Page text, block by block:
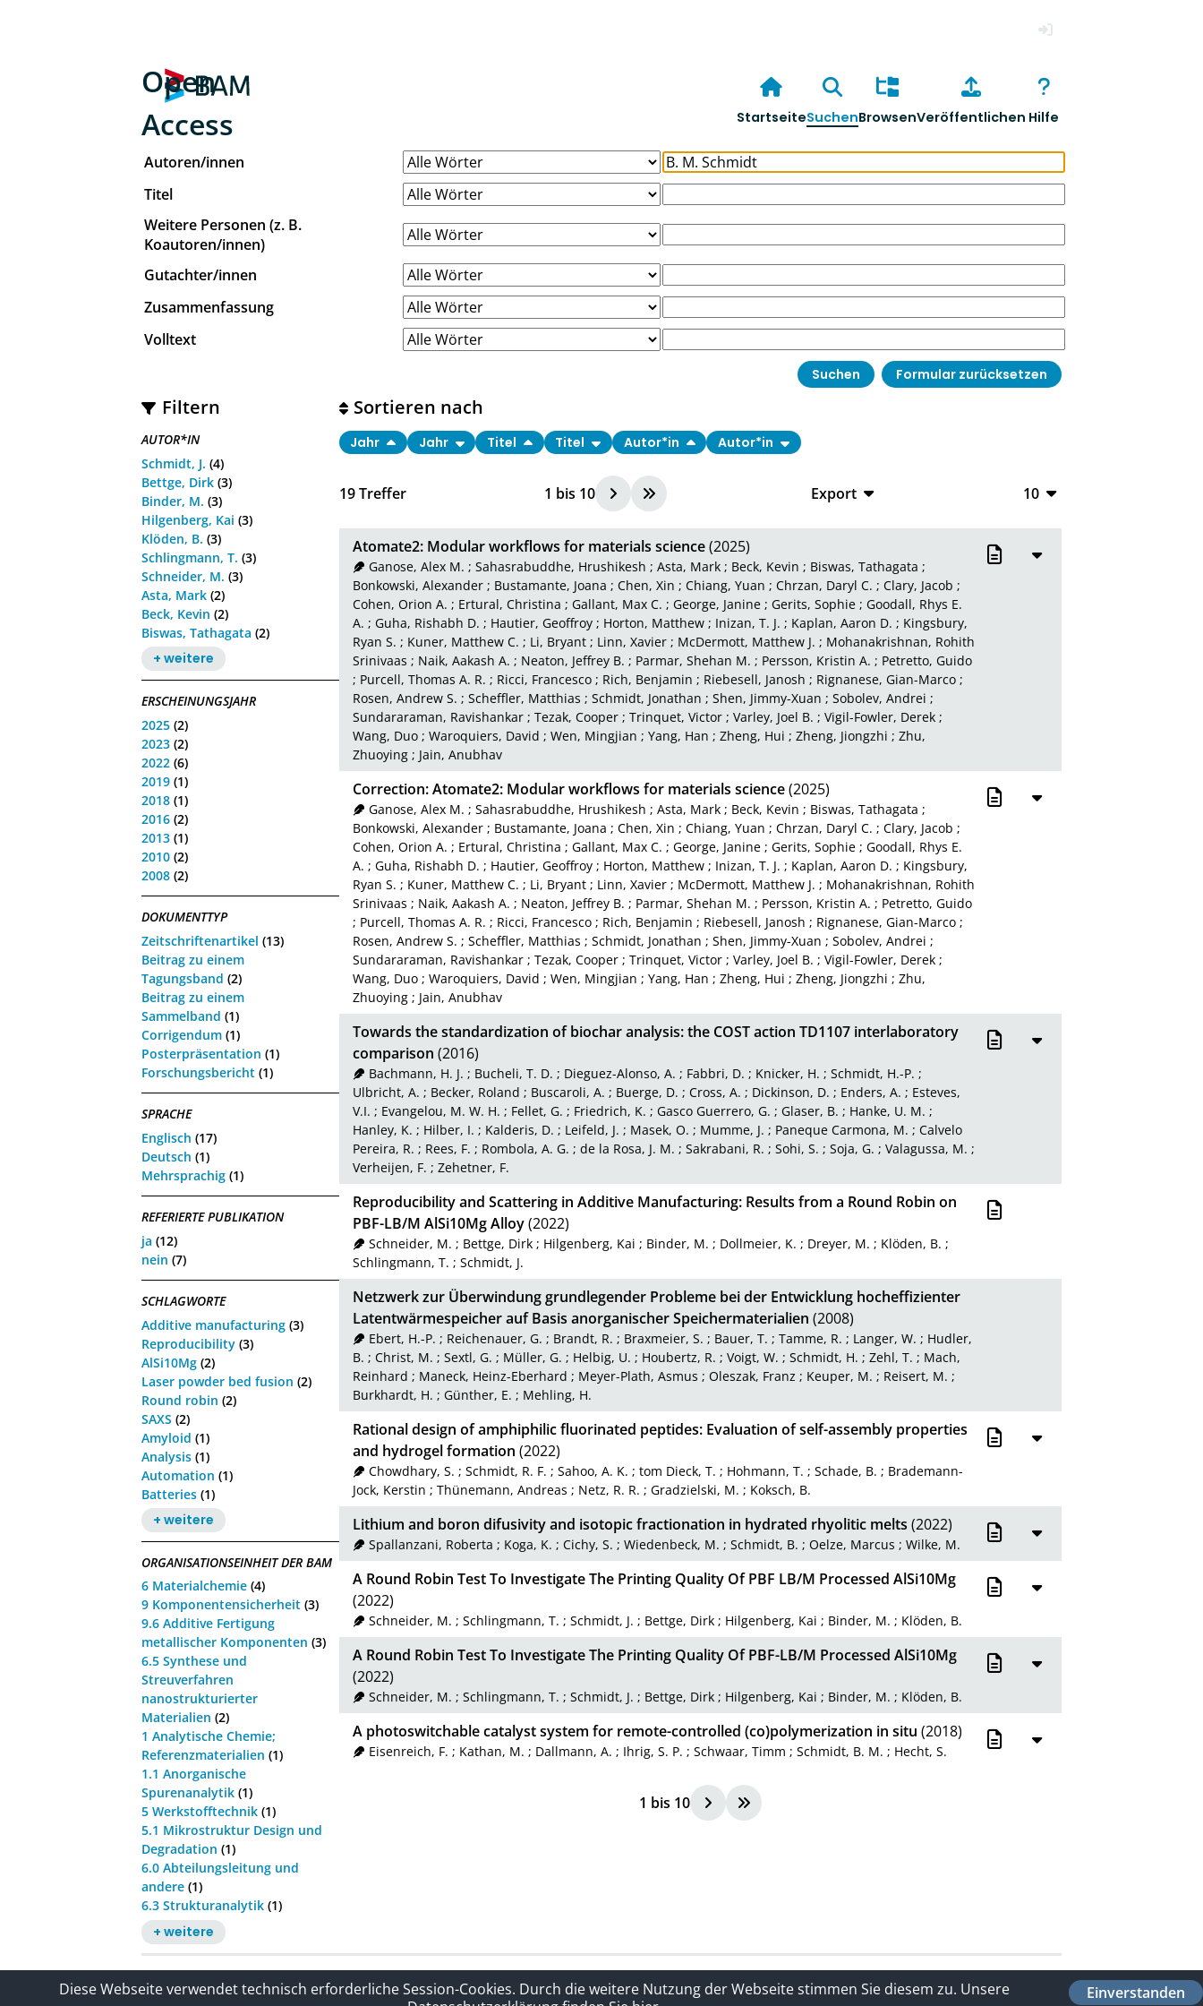
Open
Access
StartseiteSuchenBrowsenVeröffentlichen Hilfe
Autoren/innen
Titel
Weitere Personen (z. B.
Koautoren/innen)
Gutachter/innen
Zusammenfassung
Volltext
Filtern
AUTOR*IN
Schmidt, J. (4)
Bettge, Dirk (3)
Binder, M. (3)
Hilgenberg, Kai (3)
Klöden, B. (3)
Schlingmann, T. (3)
Schneider, M. (3)
Asta, Mark (2)
Beck, Kevin (2)
Biswas, Tathagata (2)
+ weitere
ERSCHEINUNGSJAHR
2025 (2)
2023 (2)
2022 (6)
2019 (1)
2018 (1)
2016 (2)
2013 (1)
2010 (2)
2008 (2)
DOKUMENTTYP
Zeitschriftenartikel (13)
Beitrag zu einem
Tagungsband (2)
Beitrag zu einem
Sammelband (1)
Corrigendum (1)
Posterpräsentation (1)
Forschungsbericht (1)
SPRACHE
Englisch (17)
Deutsch (1)
Mehrsprachig (1)
REFERIERTE PUBLIKATION
ja (12)
nein (7)
SCHLAGWORTE
Additive manufacturing (3)
Reproducibility (3)
AlSi10Mg (2)
Laser powder bed fusion (2)
Round robin (2)
SAXS (2)
Amyloid (1)
Analysis (1)
Automation (1)
Batteries (1)
+ weitere
ORGANISATIONSEINHEIT DER BAM
6 Materialchemie (4)
9 Komponentensicherheit (3)
9.6 Additive Fertigung
metallischer Komponenten (3)
6.5 Synthese und
Streuverfahren
nanostrukturierter
Materialien (2)
1 Analytische Chemie;
Referenzmaterialien (1)
1.1 Anorganische
Spurenanalytik (1)
5 Werkstofftechnik (1)
5.1 Mikrostruktur Design und
Degradation (1)
6.0 Abteilungsleitung und
andere (1)
6.3 Strukturanalytik (1)
+ weitere
19Treffer 1 bis 10
Export
RIS
XML
10
20
Sortieren nach
Jahr Jahr Titel Titel Autor*in Autor*in
Atomate2: Modular workflows for materials science(2025)
Ganose, Alex M. ;Sahasrabuddhe, Hrushikesh ;Asta, Mark ; Beck, Kevin ; Biswas, Tathagata ;
Bonkowski, Alexander; Bustamante, Joana ; Chen, Xin ; Chiang, Yuan ; Chrzan, Daryl C. ; Clary, Jacob ;
Cohen, Orion A. ; Ertural, Christina ; Gallant, Max C. ; George, Janine; Gerits, Sophie; Goodall, Rhys E.
A. ; Guha, Rishabh D. ; Hautier, Geoffroy; Horton, Matthew; Inizan, T. J. ; Kaplan, Aaron D. ; Kingsbury,
Ryan S. ; Kuner, Matthew C. ; Li, Bryant; Linn, Xavier; McDermott, Matthew J. ; Mohanakrishnan, Rohith
Srinivaas ; Naik, Aakash A. ; Neaton, Jeffrey B. ; Parmar, Shehan M. ; Persson, Kristin A. ; Petretto, Guido
; Purcell, Thomas A. R. ; Ricci, Francesco; Rich, Benjamin ; Riebesell, Janosh ; Rignanese, Gian-Marco;
Rosen, Andrew S. ; Scheffler, Matthias ; Schmidt, Jonathan ; Shen, Jimmy-Xuan ; Sobolev, Andrei ;
Sundararaman, Ravishankar; Tezak, Cooper; Trinquet, Victor; Varley, Joel B. ; Vigil-Fowler, Derek;
Wang, Duo; Waroquiers, David ; Wen, Mingjian ; Yang, Han ; Zheng, Hui ; Zheng, Jiongzhi ; Zhu,
Zhuoying; Jain, Anubhav
Correction: Atomate2: Modular workflows for materials science(2025)
Ganose, Alex M. ;Sahasrabuddhe, Hrushikesh ;Asta, Mark ; Beck, Kevin ; Biswas, Tathagata ;
Bonkowski, Alexander; Bustamante, Joana ; Chen, Xin ; Chiang, Yuan ; Chrzan, Daryl C. ; Clary, Jacob ;
Cohen, Orion A. ; Ertural, Christina ; Gallant, Max C. ; George, Janine; Gerits, Sophie; Goodall, Rhys E.
A. ; Guha, Rishabh D. ; Hautier, Geoffroy; Horton, Matthew; Inizan, T. J. ; Kaplan, Aaron D. ; Kingsbury,
Ryan S. ; Kuner, Matthew C. ; Li, Bryant; Linn, Xavier; McDermott, Matthew J. ; Mohanakrishnan, Rohith
Srinivaas ; Naik, Aakash A. ; Neaton, Jeffrey B. ; Parmar, Shehan M. ; Persson, Kristin A. ; Petretto, Guido
; Purcell, Thomas A. R. ; Ricci, Francesco; Rich, Benjamin ; Riebesell, Janosh ; Rignanese, Gian-Marco;
Rosen, Andrew S. ; Scheffler, Matthias ; Schmidt, Jonathan ; Shen, Jimmy-Xuan ; Sobolev, Andrei ;
Sundararaman, Ravishankar; Tezak, Cooper; Trinquet, Victor; Varley, Joel B. ; Vigil-Fowler, Derek;
Wang, Duo; Waroquiers, David ; Wen, Mingjian ; Yang, Han ; Zheng, Hui ; Zheng, Jiongzhi ; Zhu,
Zhuoying; Jain, Anubhav
Towards the standardization of biochar analysis: the COST action TD1107 interlaboratory
comparison (2016)
Bachmann, H. J. ; Bucheli, T. D. ; Dieguez-Alonso, A. ; Fabbri, D. ; Knicker, H. ;Schmidt, H.-P. ;
Ulbricht, A. ; Becker, Roland ; Buscaroli, A. ; Buerge, D. ; Cross, A. ; Dickinson, D. ; Enders, A. ; Esteves,
V.I. ; Evangelou, M. W. H. ; Fellet, G. ; Friedrich, K. ; Gasco Guerrero, G. ; Glaser, B. ; Hanke, U. M. ;
Hanley, K. ; Hilber, I. ; Kalderis, D. ; Leifeld, J. ; Masek, O. ; Mumme, J. ; Paneque Carmona, M. ; Calvelo
Pereira, R. ; Rees, F. ; Rombola, A. G. ; de la Rosa, J. M. ; Sakrabani, R. ; Sohi, S. ; Soja, G. ; Valagussa, M. ;
Verheijen, F. ; Zehetner, F.
Reproducibility and Scattering in Additive Manufacturing: Results from a Round Robin on
PBF-LB/M AlSi10Mg Alloy(2022)
Schneider, M. ; Bettge, Dirk ; Hilgenberg, Kai ; Binder, M. ; Dollmeier, K. ; Dreyer, M. ; Klöden, B. ;
Schlingmann, T. ; Schmidt, J.
Netzwerk zur Überwindung grundlegender Probleme bei der Entwicklung hocheffizienter
Latentwärmespeicher auf Basis anorganischer Speichermaterialien (2008)
Ebert, H.-P. ; Reichenauer, G. ; Brandt, R. ; Braxmeier, S. ; Bauer, T. ;Tamme, R. ; Langer, W. ; Hudler,
B. ; Christ, M. ; Sextl, G. ; Müller, G. ; Helbig, U. ; Houbertz, R. ; Voigt, W. ; Schmidt, H. ; Zehl, T. ; Mach,
Reinhard ; Maneck, Heinz-Eberhard ; Meyer-Plath, Asmus ; Oleszak, Franz ; Keuper, M. ; Reisert, M. ;
Burkhardt, H. ; Günther, E. ; Mehling, H.
Rational design of amphiphilic fluorinated peptides: Evaluation of self-assembly properties
and hydrogel formation (2022)
Chowdhary, S. ;Schmidt, R. F. ;Sahoo, A. K. ;tom Dieck, T. ; Hohmann, T. ;Schade, B. ; Brademann-
Jock, Kerstin ; Thünemann, Andreas ; Netz, R. R. ; Gradzielski, M. ; Koksch, B.
Lithium and boron difusivity and isotopic fractionation in hydrated rhyolitic melts (2022)
Spallanzani, Roberta ; Koga, K. ;Cichy, S. ;Wiedenbeck, M. ;Schmidt, B. ;Oelze, Marcus ;Wilke, M.
A Round Robin Test To Investigate The Printing Quality Of PBF LB/M Processed AlSi10Mg
(2022)
Schneider, M. ;Schlingmann, T. ;Schmidt, J. ; Bettge, Dirk ; Hilgenberg, Kai ; Binder, M. ; Klöden, B.
A Round Robin Test To Investigate The Printing Quality Of PBF-LB/M Processed AlSi10Mg
(2022)
Schneider, M. ;Schlingmann, T. ;Schmidt, J. ; Bettge, Dirk ; Hilgenberg, Kai ; Binder, M. ; Klöden, B.
A photoswitchable catalyst system for remote-controlled (co)polymerization in situ (2018)
Eisenreich, F. ; Kathan, M. ; Dallmann, A. ; Ihrig, S. P. ;Schwaar, Timm ;Schmidt, B. M. ; Hecht, S.
1 bis 10
Kontakt Impressum / Datenschutzerklärung Sitelinks Einverstanden
Diese Webseite verwendet technisch erforderliche Session-Cookies. Durch die weitere Nutzung der Webseite stimmen Sie diesem zu. Unsere